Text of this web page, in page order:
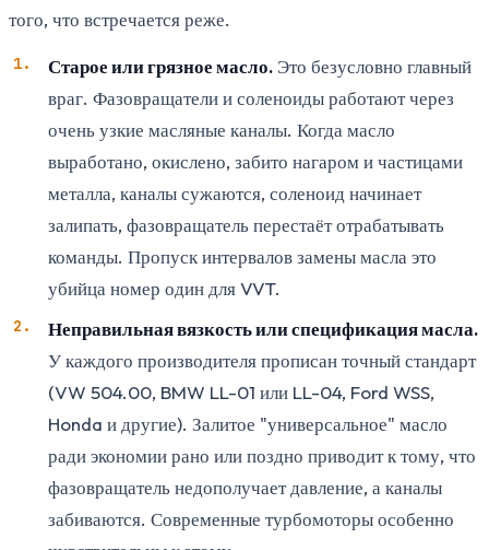
того, что встречается реже.
Старое или грязное масло. Это безусловно главный
враг. Фазовращатели и соленоиды работают через
очень узкие масляные каналы. Когда масло
выработано, окислено, забито нагаром и частицами
металла, каналы сужаются, соленоид начинает
залипать, фазовращатель перестаёт отрабатывать
команды. Пропуск интервалов замены масла это
убийца номер один для VVT.
Неправильная вязкость или спецификация масла.
У каждого производителя прописан точный стандарт
(VW 504.00, BMW LL-01 или LL-04, Ford WSS,
Honda и другие). Залитое "универсальное" масло
ради экономии рано или поздно приводит к тому, что
фазовращатель недополучает давление, а каналы
забиваются. Современные турбомоторы особенно